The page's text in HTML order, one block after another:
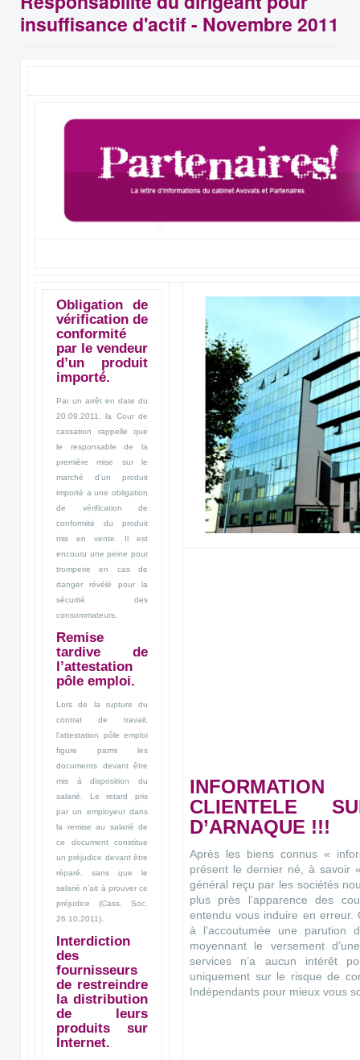
insuffisance d'actif - Novembre 2011
Obligation de
vérification de
conformité
par le vendeur
d’un produit
importé.
Par un arrêt en date du
20.09.2011, la Cour de
cassation rappelle que
le responsable de la
première mise sur le
marché d’un produit
importé a une obligation
de vérification de
conformité du produit
mis en vente. Il est
encouru une peine pour
tromperie en cas de
danger révélé pour la
sécurité des
consommateurs.
Remise
tardive de
l’attestation
pôle emploi.
Lors de la rupture du
contrat de travail,
l’attestation pôle emploi
figure parmi les
documents devant être
mis à disposition du
salarié. Le retard pris
par un employeur dans
la remise au salarié de
ce document constitue
un préjudice devant être
réparé, sans que le
salarié n’ait à prouver ce
préjudice (Cass. Soc.
26.10.2011).
Interdiction
des
fournisseurs
de restreindre
la distribution
de leurs
produits sur
Internet.
CLIENTELE
D’ARNAQUE !!!
Après les biens connus «
présent le dernier né, à savoir
général reçu par les sociétés
plus près l’apparence des
entendu vous induire en erreur.
à l’accoutumée une parution
moyennant le versement
services n’a aucun intérêt
uniquement sur le risque de
Indépendants pour mieux vous